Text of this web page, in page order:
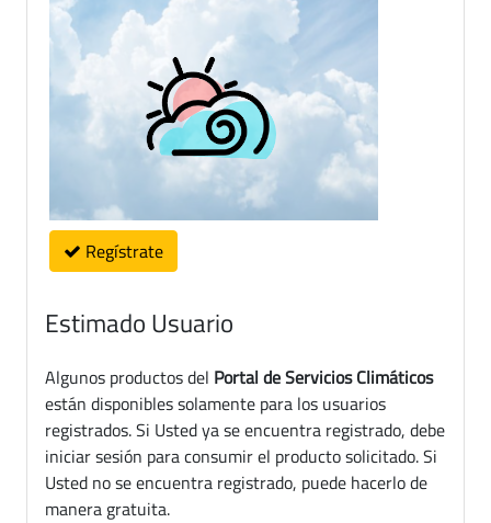
Regístrate
Estimado Usuario
Algunos productos del Portal de Servicios Climáticos
están disponibles solamente para los usuarios
registrados. Si Usted ya se encuentra registrado, debe
iniciar sesión para consumir el producto solicitado. Si
Usted no se encuentra registrado, puede hacerlo de
manera gratuita.